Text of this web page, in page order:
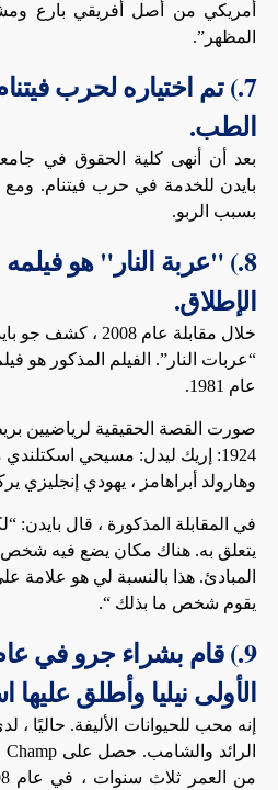
أمريكي من أصل أفريقي بارع
المظهر”.
7.) تم اختياره لحرب
الطب.
بعد أن أنهى كلية الحقوق في
بايدن للخدمة في حرب فيتنام.
بسبب الربو.
8.) "عربة النار" هو
الإطلاق.
خلال مقابلة عام
“عربات النار”. الفيلم المذكور هو
عام 1981.
صورت القصة الحقيقية لرياضيين
1924: إريك ليدل: مسيحي
وهارولد أبراهامز ، يهودي إنجليزي
في المقابلة المذكورة ، قال بايدن:
يتعلق به. هناك مكان يضع فيه شخص
المبادئ. هذا بالنسبة لي هو علامة
يقوم شخص ما بذلك “.
الأولى نيليا وأطلق
إنه محب للحيوانات الأليفة. حاليًا ،